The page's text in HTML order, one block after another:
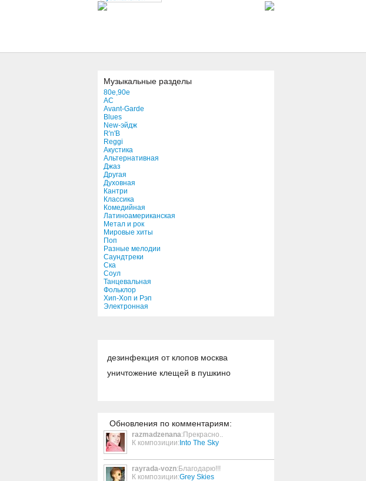
Sottovoce
02:53
Bad Habit
Музыкальные разделы
80e,90e
AC
Avant-Garde
Blues
New-эйдж
R'n'B
Reggi
Акустика
Альтернативная
Джаз
Другая
Духовная
Кантри
Классика
Комедийная
Латиноамериканская
Метал и рок
Мировые хиты
Поп
Разные мелодии
Саундтреки
Ска
Соул
Танцевальная
Фольклор
Хип-Хоп и Рэп
Электронная
дезинфекция от клопов москва
уничтожение клещей в пушкино
Обновления по комментариям:
razmadzenana:Прекрасно..
К композиции: Into The Sky
rayrada-vozn:Благодарю!!!
К композиции:Grey Skies